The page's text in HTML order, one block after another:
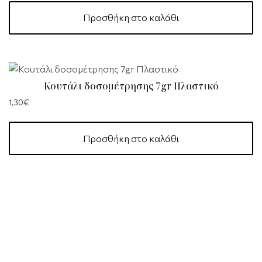
Προσθήκη στο καλάθι
Κουτάλι δοσομέτρησης 7gr Πλαστικό
1,30€
Προσθήκη στο καλάθι